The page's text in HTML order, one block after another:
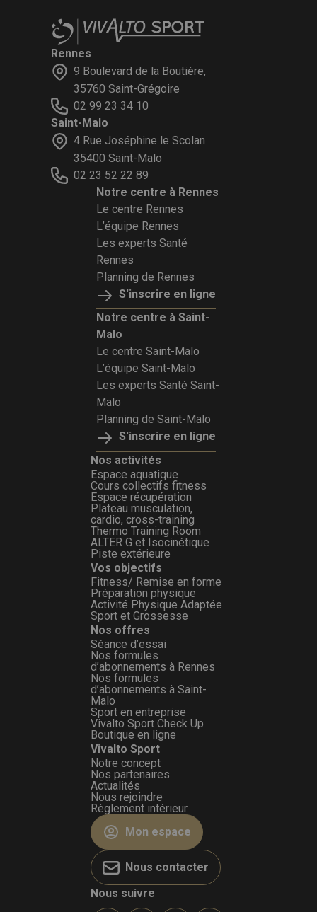
Rennes
9 Boulevard de la Boutière,
35760 Saint-Grégoire
02 99 23 34 10
Saint-Malo
4 Rue Joséphine le Scolan
35400 Saint-Malo
02 23 52 22 89
Notre centre à Rennes
Le centre Rennes
L’équipe Rennes
Les experts Santé
Rennes
Planning de Rennes
S'inscrire en ligne
Notre centre à Saint-
Malo
Le centre Saint-Malo
L’équipe Saint-Malo
Les experts Santé Saint-
Malo
Planning de Saint-Malo
S'inscrire en ligne
Nos activités
Espace aquatique
Cours collectifs fitness
Espace récupération
Plateau musculation,
cardio, cross-training
Thermo Training Room
ALTER G et Isocinétique
Piste extérieure
Vos objectifs
Fitness/ Remise en forme
Préparation physique
Activité Physique Adaptée
Sport et Grossesse
Nos offres
Séance d’essai
Nos formules
d’abonnements à Rennes
Nos formules
d’abonnements à Saint-
Malo
Sport en entreprise
Vivalto Sport Check Up
Boutique en ligne
Vivalto Sport
Notre concept
Nos partenaires
Actualités
Nous rejoindre
Règlement intérieur
Mon espace
Nous contacter
Nous suivre